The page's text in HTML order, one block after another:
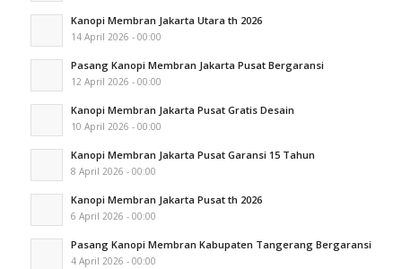
Kanopi Membran Jakarta Utara th 2026
14 April 2026 - 00:00
Pasang Kanopi Membran Jakarta Pusat Bergaransi
12 April 2026 - 00:00
Kanopi Membran Jakarta Pusat Gratis Desain
10 April 2026 - 00:00
Kanopi Membran Jakarta Pusat Garansi 15 Tahun
8 April 2026 - 00:00
Kanopi Membran Jakarta Pusat th 2026
6 April 2026 - 00:00
Pasang Kanopi Membran Kabupaten Tangerang Bergaransi
4 April 2026 - 00:00